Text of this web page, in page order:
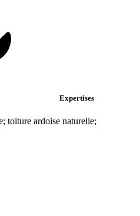
Expertises
toiture ardoise naturelle;